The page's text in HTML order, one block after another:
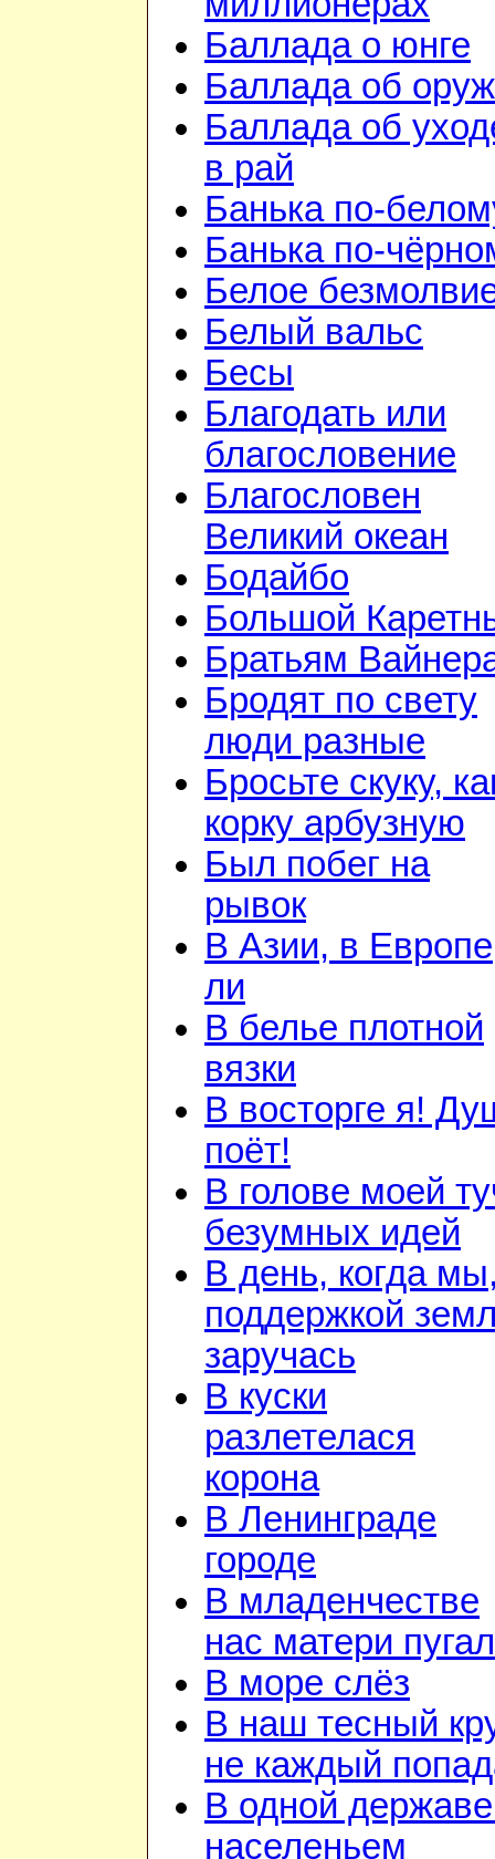
Баллада о юнге
Баллада об
Баллада об
в рай
Банька по-
Банька по-
Белое
Белый вальс
Бесы
Благодать или
благословение
Благословен
Великий океан
Бодайбо
Большой
Братьям
Бродят по свету
люди разные
Бросьте скуку,
корку арбузную
Был побег на
рывок
В Азии, в Европе
ли
В белье плотной
вязки
В восторге я!
поёт!
В голове моей
безумных идей
В день, когда
поддержкой
заручась
В куски
разлетелася
корона
В Ленинграде
городе
В младенчестве
нас матери
В море слёз
В наш тесный
не каждый
В одной
населеньем